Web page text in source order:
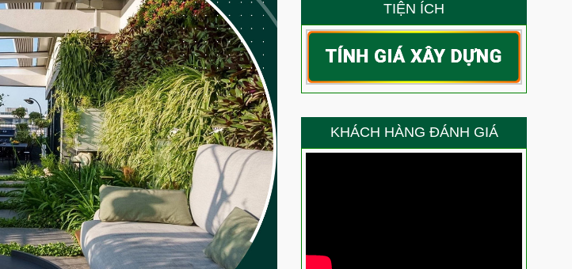
mới
Nụ cười của anh Hùng là thành quả lớn nhất cho năng lực thi công của
Việt Quang Group
Anh Sơn quận 12 nói gì về chất lượng thi công xây nhà trọn gói của Việt
Quang Group?
Nhận nhà mới chị Trang Bình Thạnh nói gì về chất lượng thi công của Việt
Quang Group
Vì sao anh Đạo tin chọn Việt Quang Group sửa chữa nhà?
Sửa chữa nhà phố | Anh Thắng nói gì về chất lượng thi công của đội ngũ
Việt Quang Group?
Nhận nhà 1 trệt 2 lầu sau sửa chữa trọn gói chị Điệp nói gì về chất lượng
thi công?
TIỆN ÍCH
KHÁCH HÀNG ĐÁNH GIÁ